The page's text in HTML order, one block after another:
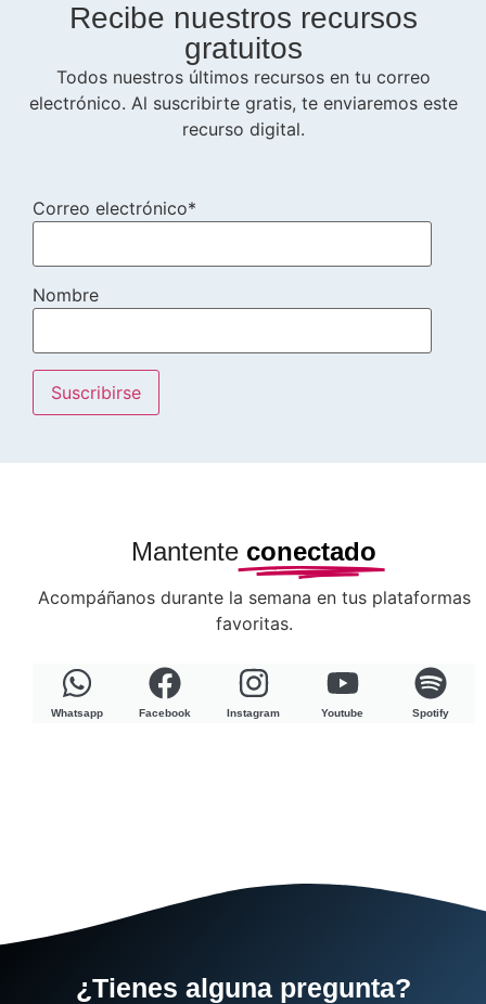
Recibe nuestros recursos
gratuitos
Todos nuestros últimos recursos en tu correo
electrónico. Al suscribirte gratis, te enviaremos este
recurso digital.
Correo electrónico*
Nombre
Mantente conectado
Acompáñanos durante la semana en tus plataformas
favoritas.
Whatsapp Facebook Instagram Youtube Spotify
¿Tienes alguna pregunta?